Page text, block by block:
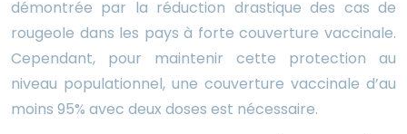
démontrée par la réduction drastique des cas de
rougeole dans les pays à forte couverture vaccinale.
Cependant, pour maintenir cette protection au
niveau populationnel, une couverture vaccinale d’au
moins 95% avec deux doses est nécessaire.